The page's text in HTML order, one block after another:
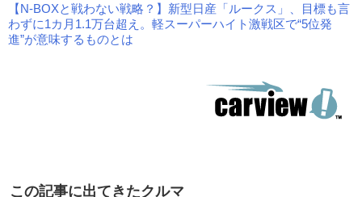
【N-BOXと戦わない戦略？】新型日産「ルークス」、目標も言
わずに1カ月1.1万台超え。軽スーパーハイト激戦区で“5位発
進”が意味するものとは
この記事に出てきたクルマ